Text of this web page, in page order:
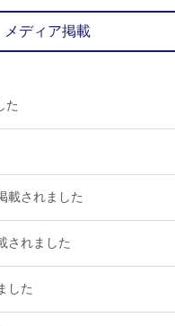
メディア掲載
た
載されました
されました
した